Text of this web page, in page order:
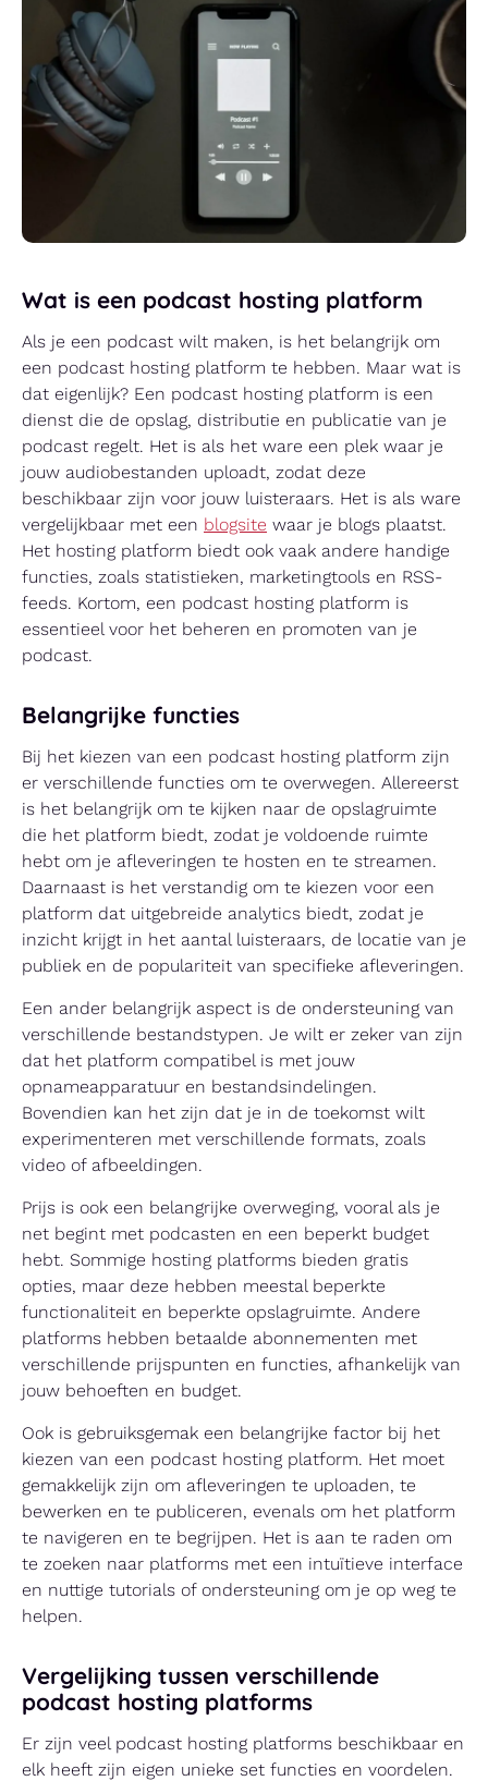
Wat is een podcast hosting platform
Als je een podcast wilt maken, is het belangrijk om
een podcast hosting platform te hebben. Maar wat is
dat eigenlijk? Een podcast hosting platform is een
dienst die de opslag, distributie en publicatie van je
podcast regelt. Het is als het ware een plek waar je
jouw audiobestanden uploadt, zodat deze
beschikbaar zijn voor jouw luisteraars. Het is als ware
vergelijkbaar met een blogsite waar je blogs plaatst.
Het hosting platform biedt ook vaak andere handige
functies, zoals statistieken, marketingtools en RSS-
feeds. Kortom, een podcast hosting platform is
essentieel voor het beheren en promoten van je
podcast.
Belangrijke functies
Bij het kiezen van een podcast hosting platform zijn
er verschillende functies om te overwegen. Allereerst
is het belangrijk om te kijken naar de opslagruimte
die het platform biedt, zodat je voldoende ruimte
hebt om je afleveringen te hosten en te streamen.
Daarnaast is het verstandig om te kiezen voor een
platform dat uitgebreide analytics biedt, zodat je
inzicht krijgt in het aantal luisteraars, de locatie van je
publiek en de populariteit van specifieke afleveringen.
Een ander belangrijk aspect is de ondersteuning van
verschillende bestandstypen. Je wilt er zeker van zijn
dat het platform compatibel is met jouw
opnameapparatuur en bestandsindelingen.
Bovendien kan het zijn dat je in de toekomst wilt
experimenteren met verschillende formats, zoals
video of afbeeldingen.
Prijs is ook een belangrijke overweging, vooral als je
net begint met podcasten en een beperkt budget
hebt. Sommige hosting platforms bieden gratis
opties, maar deze hebben meestal beperkte
functionaliteit en beperkte opslagruimte. Andere
platforms hebben betaalde abonnementen met
verschillende prijspunten en functies, afhankelijk van
jouw behoeften en budget.
Ook is gebruiksgemak een belangrijke factor bij het
kiezen van een podcast hosting platform. Het moet
gemakkelijk zijn om afleveringen te uploaden, te
bewerken en te publiceren, evenals om het platform
te navigeren en te begrijpen. Het is aan te raden om
te zoeken naar platforms met een intuïtieve interface
en nuttige tutorials of ondersteuning om je op weg te
helpen.
Vergelijking tussen verschillende
podcast hosting platforms
Er zijn veel podcast hosting platforms beschikbaar en
elk heeft zijn eigen unieke set functies en voordelen.